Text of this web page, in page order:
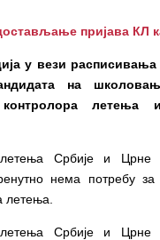
пријава КЛ
у вези расписивања
на
летења
летења Србије и Црне
нема потребу
летења.
летења Србије и Црне